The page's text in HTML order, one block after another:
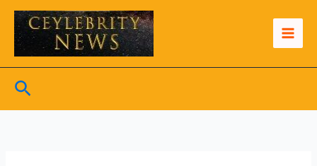
Skip
content
Search